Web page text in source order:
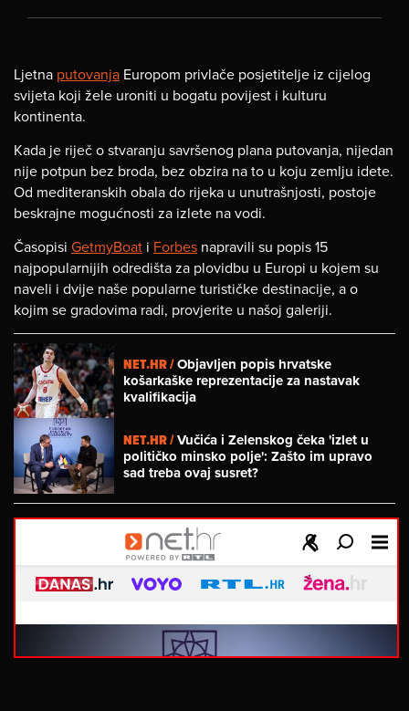
Ljetna putovanja Europom privlače posjetitelje iz cijelog
svijeta koji žele uroniti u bogatu povijest i kulturu
kontinenta.
Kada je riječ o stvaranju savršenog plana putovanja, nijedan
nije potpun bez broda, bez obzira na to u koju zemlju idete.
Od mediteranskih obala do rijeka u unutrašnjosti, postoje
beskrajne mogućnosti za izlete na vodi.
Časopisi GetmyBoat i Forbes napravili su popis 15
najpopularnijih odredišta za plovidbu u Europi u kojem su
naveli i dvije naše popularne turističke destinacije, a o
kojim se gradovima radi, provjerite u našoj galeriji.
NET.HR /Objavljen popis hrvatske
košarkaške reprezentacije za nastavak
kvalifikacija
NET.HR /Vučića i Zelenskog čeka 'izlet u
političko minsko polje': Zašto im upravo
sad treba ovaj susret?